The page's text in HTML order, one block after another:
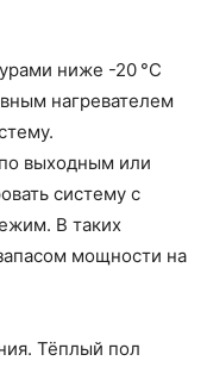
ниже -20 °C
нагревателем
выходным или
систему с
В таких
мощности на
Тёплый пол